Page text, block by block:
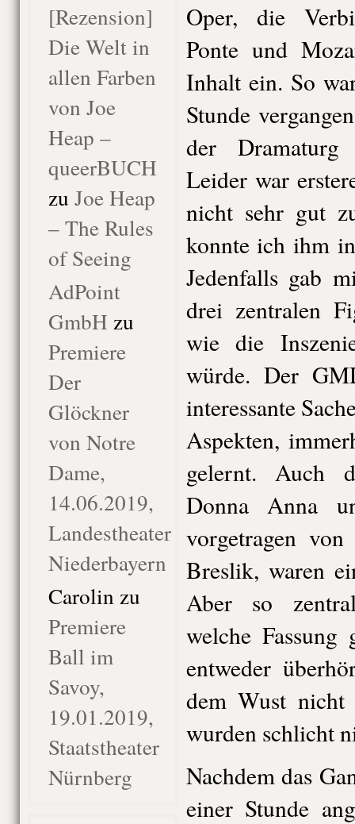
[Rezension]
Die Welt in
allen Farben
von Joe
Heap –
queerBUCH
zu Joe Heap
– The Rules
of Seeing
AdPoint
GmbH zu
Premiere
Der
Glöckner
von Notre
Dame,
14.06.2019,
Landestheater
Niederbayern
Carolin zu
Premiere
Ball im
Savoy,
19.01.2019,
Staatstheater
Nürnberg
Oper, die
Ponte und
Inhalt ein. So
Stunde
der
Leider war
nicht sehr gut
konnte ich ihm
Jedenfalls gab
drei zentralen
wie die
würde. Der
interessante
Aspekten,
gelernt. Auch
Donna Anna
vorgetragen
Breslik, waren
Aber so
welche
entweder
dem Wust nicht
wurden schlicht
Nachdem das
einer Stunde